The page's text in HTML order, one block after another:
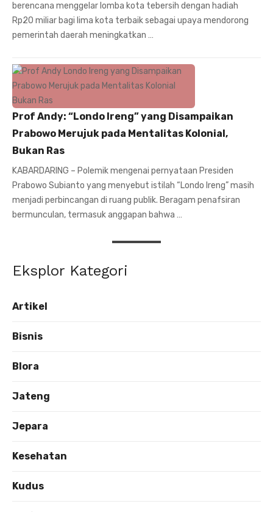
berencana menggelar lomba kota tebersih dengan hadiah
Rp20 miliar bagi lima kota terbaik sebagai upaya mendorong
pemerintah daerah meningkatkan …
Prof Andy: “Londo Ireng” yang Disampaikan
Prabowo Merujuk pada Mentalitas Kolonial,
Bukan Ras
KABARDARING – Polemik mengenai pernyataan Presiden
Prabowo Subianto yang menyebut istilah “Londo Ireng” masih
menjadi perbincangan di ruang publik. Beragam penafsiran
bermunculan, termasuk anggapan bahwa …
Eksplor Kategori
Artikel
Bisnis
Blora
Jateng
Jepara
Kesehatan
Kudus